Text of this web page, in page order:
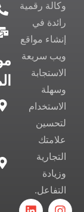
وكالة رقمية
رائدة في
إنشاء مواقع
ويب سريعة
الاستجابة
وسهلة
الاستخدام
لتحسين
علامتك
التجارية
وزيادة
التفاعل.